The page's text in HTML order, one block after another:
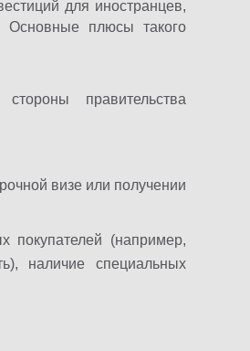
для иностранцев,
Основные плюсы такого
правительства
визе или получении
покупателей (например,
наличие специальных